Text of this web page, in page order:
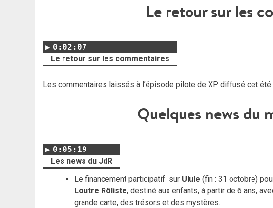
Le retour sur les
0:02:07
Le retour sur les commentaires
Les commentaires laissés à l’épisode pilote de XP diffusé cet été.
Quelques news du
0:05:19
Les news du JdR
Le financement participatif sur Ulule (fin : 31 octobre)
Loutre Rôliste, destiné aux enfants, à partir de 6 ans,
grande carte, des trésors et des mystères.